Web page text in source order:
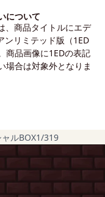
について
、商品タイトルにエデ
ンリミテッド版（1ED
商品画像に1EDの表記
場合は対象外となりま
ャルBOX1/319